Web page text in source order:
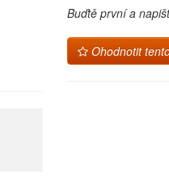
Buďtě první a
Ohodnotit